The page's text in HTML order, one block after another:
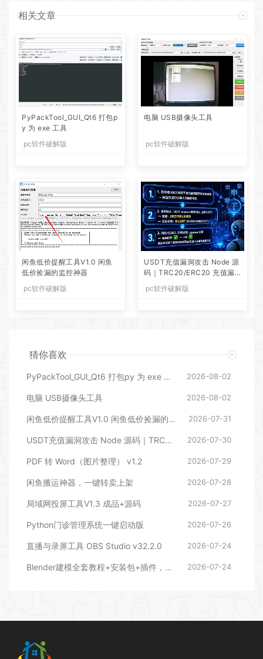
相关文章
PyPackTool_GUI_Qt6 打包p
y 为 exe 工具
pc软件破解版
电脑 USB摄像头工具
pc软件破解版
闲鱼低价提醒工具V1.0 闲鱼
低价捡漏的监控神器
pc软件破解版
USDT充值漏洞攻击 Node 源
码｜TRC20/ERC20 充值漏
pc软件破解版
猜你喜欢
PyPackTool_GUI_Qt6 打包py 为 exe 工具 2026-08-02
电脑 USB摄像头工具 2026-08-02
闲鱼低价提醒工具V1.0 闲鱼低价捡漏的监控神器 2026-07-31
USDT充值漏洞攻击 Node 源码｜TRC20/ERC20 充值漏洞利用脚本全套源码 2026-07-30
PDF 转 Word（图片整理） v1.2 2026-07-29
闲鱼搬运神器，一键转卖上架 2026-07-28
局域网投屏工具V1.3 成品+源码 2026-07-27
Python门诊管理系统一键启动版 2026-07-26
直播与录屏工具 OBS Studio v32.2.0 2026-07-24
Blender建模全套教程+安装包+插件，小白也能轻松上手 2026-07-24